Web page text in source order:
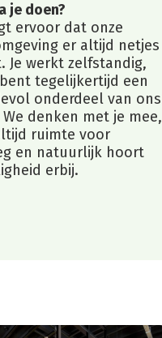
je doen?
ervoor dat onze
er altijd netjes
Je werkt zelfstandig,
tegelijkertijd een
onderdeel van ons
denken met je mee,
ruimte voor
en natuurlijk hoort
erbij.